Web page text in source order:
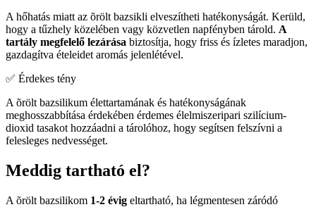
A hőhatás miatt az õrölt bazsikli elveszítheti hatékonyságát. Kerüld,
hogy a tűzhely közelében vagy közvetlen napfényben tárold. A
tartály megfelelő lezárása biztosítja, hogy friss és ízletes maradjon,
gazdagítva ételeidet aromás jelenlétével.
✅ Érdekes tény
A õrölt bazsilikum élettartamának és hatékonyságának
meghosszabbítása érdekében érdemes élelmiszeripari szilícium-
dioxid tasakot hozzáadni a tárolóhoz, hogy segítsen felszívni a
felesleges nedvességet.
Meddig tartható el?
A õrölt bazsilikom 1-2 évig eltartható, ha légmentesen záródó